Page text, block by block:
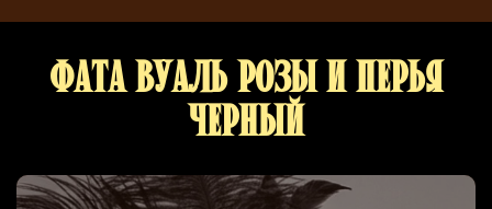
Фата Вуаль Розы и Перья
Черный